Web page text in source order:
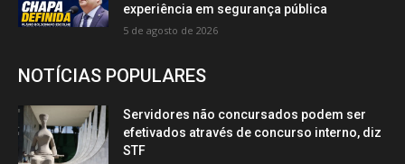
experiência em segurança pública
5 de agosto de 2026
NOTÍCIAS POPULARES
Servidores não concursados podem ser
efetivados através de concurso interno, diz
STF